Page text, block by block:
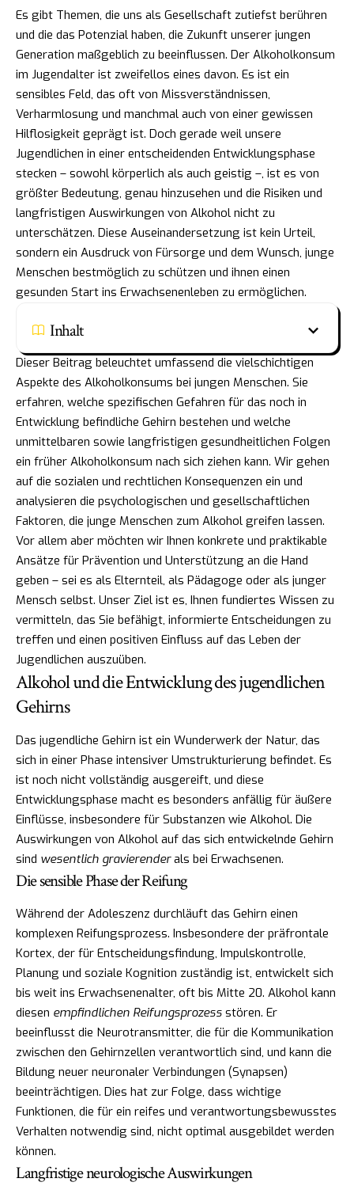
Es gibt Themen, die uns als Gesellschaft zutiefst berühren
und die das Potenzial haben, die Zukunft unserer jungen
Generation maßgeblich zu beeinflussen. Der Alkoholkonsum
im Jugendalter ist zweifellos eines davon. Es ist ein
sensibles Feld, das oft von Missverständnissen,
Verharmlosung und manchmal auch von einer gewissen
Hilflosigkeit geprägt ist. Doch gerade weil unsere
Jugendlichen in einer entscheidenden Entwicklungsphase
stecken – sowohl körperlich als auch geistig –, ist es von
größter Bedeutung, genau hinzusehen und die Risiken und
langfristigen Auswirkungen von Alkohol nicht zu
unterschätzen. Diese Auseinandersetzung ist kein Urteil,
sondern ein Ausdruck von Fürsorge und dem Wunsch, junge
Menschen bestmöglich zu schützen und ihnen einen
gesunden Start ins Erwachsenenleben zu ermöglichen.
Inhalt
Dieser Beitrag beleuchtet umfassend die vielschichtigen
Aspekte des Alkoholkonsums bei jungen Menschen. Sie
erfahren, welche spezifischen Gefahren für das noch in
Entwicklung befindliche Gehirn bestehen und welche
unmittelbaren sowie langfristigen gesundheitlichen Folgen
ein früher Alkoholkonsum nach sich ziehen kann. Wir gehen
auf die sozialen und rechtlichen Konsequenzen ein und
analysieren die psychologischen und gesellschaftlichen
Faktoren, die junge Menschen zum Alkohol greifen lassen.
Vor allem aber möchten wir Ihnen konkrete und praktikable
Ansätze für Prävention und Unterstützung an die Hand
geben – sei es als Elternteil, als Pädagoge oder als junger
Mensch selbst. Unser Ziel ist es, Ihnen fundiertes Wissen zu
vermitteln, das Sie befähigt, informierte Entscheidungen zu
treffen und einen positiven Einfluss auf das Leben der
Jugendlichen auszuüben.
Alkohol und die Entwicklung des jugendlichen
Gehirns
Das jugendliche Gehirn ist ein Wunderwerk der Natur, das
sich in einer Phase intensiver Umstrukturierung befindet. Es
ist noch nicht vollständig ausgereift, und diese
Entwicklungsphase macht es besonders anfällig für äußere
Einflüsse, insbesondere für Substanzen wie Alkohol. Die
Auswirkungen von Alkohol auf das sich entwickelnde Gehirn
sind wesentlich gravierenderals bei Erwachsenen.
Die sensible Phase der Reifung
Während der Adoleszenz durchläuft das Gehirn einen
komplexen Reifungsprozess. Insbesondere der präfrontale
Kortex, der für Entscheidungsfindung, Impulskontrolle,
Planung und soziale Kognition zuständig ist, entwickelt sich
bis weit ins Erwachsenenalter, oft bis Mitte 20. Alkohol kann
diesen empfindlichen Reifungsprozess stören. Er
beeinflusst die Neurotransmitter, die für die Kommunikation
zwischen den Gehirnzellen verantwortlich sind, und kann die
Bildung neuer neuronaler Verbindungen (Synapsen)
beeinträchtigen. Dies hat zur Folge, dass wichtige
Funktionen, die für ein reifes und verantwortungsbewusstes
Verhalten notwendig sind, nicht optimal ausgebildet werden
können.
Langfristige neurologische Auswirkungen